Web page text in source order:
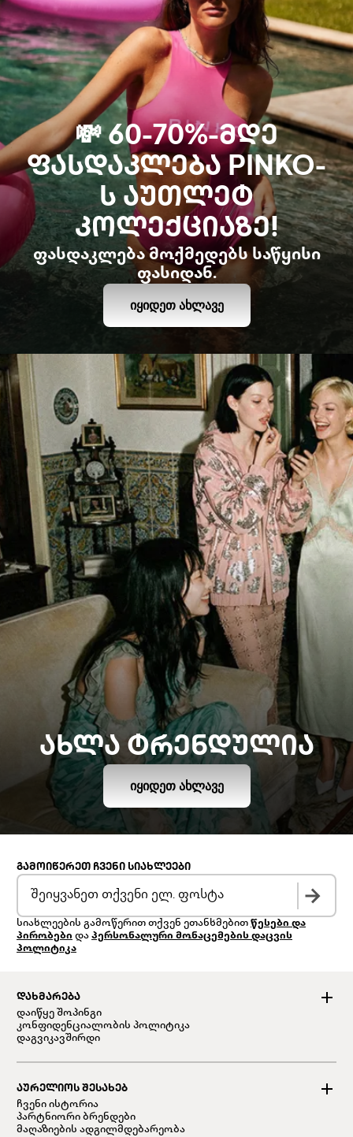
💸 60-70%-ᲛᲓᲔ
ᲤᲐᲡᲓᲐᲙᲚᲔᲑᲐ PINKO-
Ს ᲐᲣᲗᲚᲔᲢ
ᲙᲝᲚᲔᲥᲪᲘᲐᲖᲔ!
ფასდაკლება მოქმედებს საწყისი
ფასიდან.
ᲘᲧᲘᲓᲔᲗ ᲐᲮᲚᲐᲕᲔ
ᲐᲮᲚᲐ ᲢᲠᲔᲜᲓᲣᲚᲘᲐ
ᲘᲧᲘᲓᲔᲗ ᲐᲮᲚᲐᲕᲔ
ᲓᲐᲮᲛᲐᲠᲔᲑᲐ
დაიწყე შოპინგი
კონფიდენციალობის პოლიტიკა
დაგვიკავშირდი
ᲐᲣᲠᲔᲚᲘᲝᲡ ᲨᲔᲡᲐᲮᲔᲑ
ჩვენი ისტორია
პარტნიორი ბრენდები
მაღაზიების ადგილმდებარეობა
ᲒᲐᲛᲝᲘᲬᲔᲠᲔᲗ ᲩᲕᲔᲜᲘ ᲡᲘᲐᲮᲚᲔᲔᲑᲘ
სიახლეების გამოწერით თქვენ ეთანხმებით წესები და
პირობები და პერსონალური მონაცემების დაცვის
პოლიტიკა